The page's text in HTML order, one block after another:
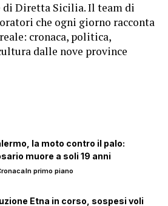
di Diretta Sicilia. Il team di
che ogni giorno racconta
cronaca, politica,
dalle nove province
la moto contro il palo:
muore a soli 19 anni
In primo piano
Etna in corso, sospesi voli